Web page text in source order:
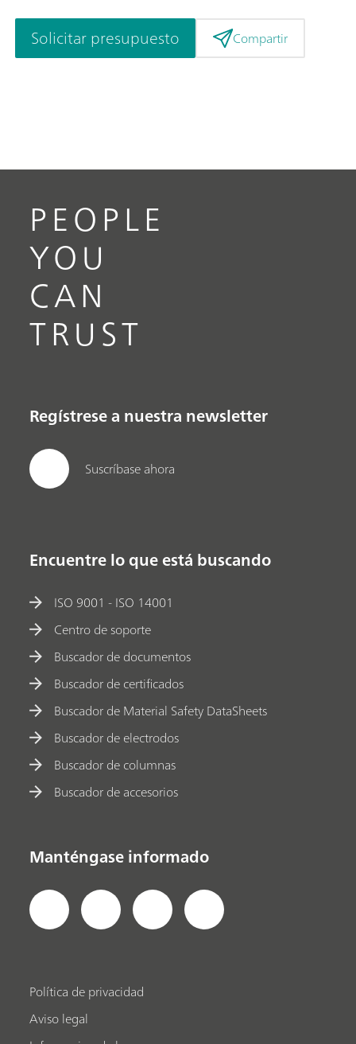
Solicitar presupuesto Compartir
PEOPLE
YOU
CAN
TRUST
Regístrese a nuestra newsletter
Suscríbase ahora
Encuentre lo que está buscando
ISO 9001 - ISO 14001
Centro de soporte
Buscador de documentos
Buscador de certificados
Buscador de Material Safety DataSheets
Buscador de electrodos
Buscador de columnas
Buscador de accesorios
Manténgase informado
Política de privacidad
Aviso legal